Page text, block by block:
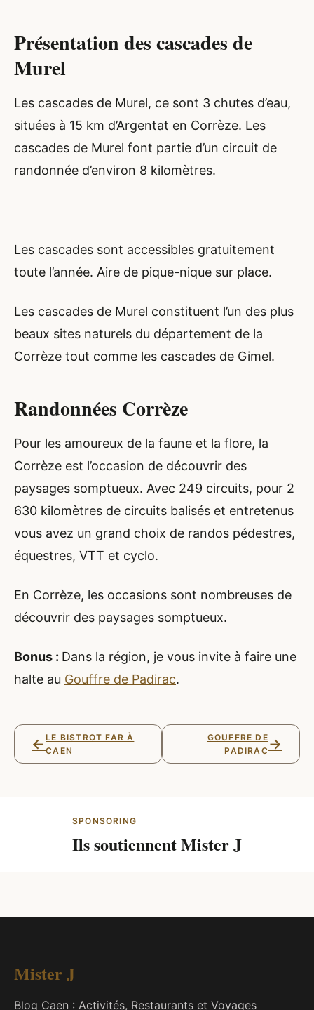
Présentation des cascades de
Murel
Les cascades de Murel, ce sont 3 chutes d’eau,
situées à 15 km d’Argentat en Corrèze. Les
cascades de Murel font partie d’un circuit de
randonnée d’environ 8 kilomètres.
Les cascades sont accessibles gratuitement
toute l’année. Aire de pique-nique sur place.
Les cascades de Murel constituent l’un des plus
beaux sites naturels du département de la
Corrèze tout comme les cascades de Gimel.
Randonnées Corrèze
Pour les amoureux de la faune et la flore, la
Corrèze est l’occasion de découvrir des
paysages somptueux. Avec 249 circuits, pour 2
630 kilomètres de circuits balisés et entretenus
vous avez un grand choix de randos pédestres,
équestres, VTT et cyclo.
En Corrèze, les occasions sont nombreuses de
découvrir des paysages somptueux.
Bonus : Dans la région, je vous invite à faire une
halte au Gouffre de Padirac.
←LE BISTROT FAR À
CAEN
GOUFFRE DE
PADIRAC→
SPONSORING
Ils soutiennent Mister J
Mister J
Blog Caen : Activités, Restaurants et Voyages